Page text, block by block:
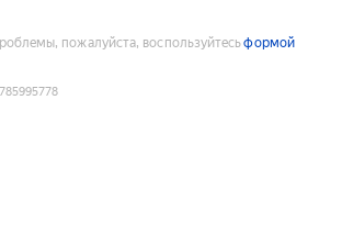
пожалуйста, воспользуйтесьформой